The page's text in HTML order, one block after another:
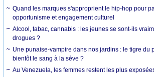
Quand les marques s'approprient le hip-hop pour
opportunisme et engagement culturel
Alcool, tabac, cannabis : les jeunes se sont-ils
drogues ?
Une punaise-vampire dans nos jardins : le tigre du
bientôt le sang à la sève ?
Au Venezuela, les femmes restent les plus